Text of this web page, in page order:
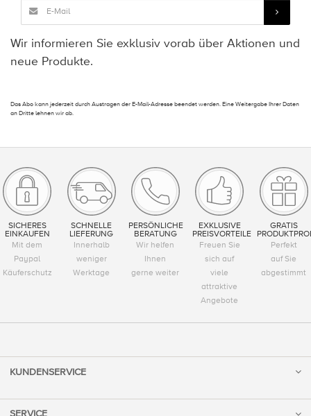
Wir informieren Sie exklusiv vorab über Aktionen und
neue Produkte.
Das Abo kann jederzeit durch Austragen der E-Mail-Adresse beendet werden. Eine Weitergabe Ihrer Daten
an Dritte lehnen wir ab.
SICHERES
EINKAUFEN
Mit dem
Paypal
Käuferschutz
SCHNELLE
LIEFERUNG
Innerhalb
weniger
Werktage
PERSÖNLICHE
BERATUNG
Wir helfen
Ihnen
gerne weiter
EXKLUSIVE
PREISVORTEILE
Freuen Sie
sich auf
viele
attraktive
Angebote
GRATIS
Perfekt
auf Sie
abgestimmt
KUNDENSERVICE